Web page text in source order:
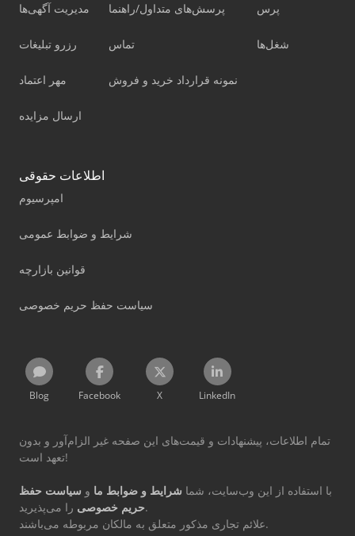
مدیریت آگهی‌ها
رزرو تبلیغات
مهر اعتماد
ارسال مزایده
پرسش‌های متداول/راهنما
تماس
نمونه قرارداد خرید و فروش
پرس
شغل‌ها
اطلاعات حقوقی
امپرسیوم
شرایط و ضوابط عمومی
قوانین بازارچه
سیاست حفظ حریم خصوصی
Blog Facebook X LinkedIn
تمام اطلاعات، پیشنهادات و قیمت‌های این صفحه غیر الزام‌آور و بدون
تعهد است!
با استفاده از این وب‌سایت، شما شرایط و ضوابط ما و سیاست حفظ
حریم خصوصیرا می‌پذیرید.
علائم تجاری مذکور متعلق به مالکان مربوطه می‌باشند.